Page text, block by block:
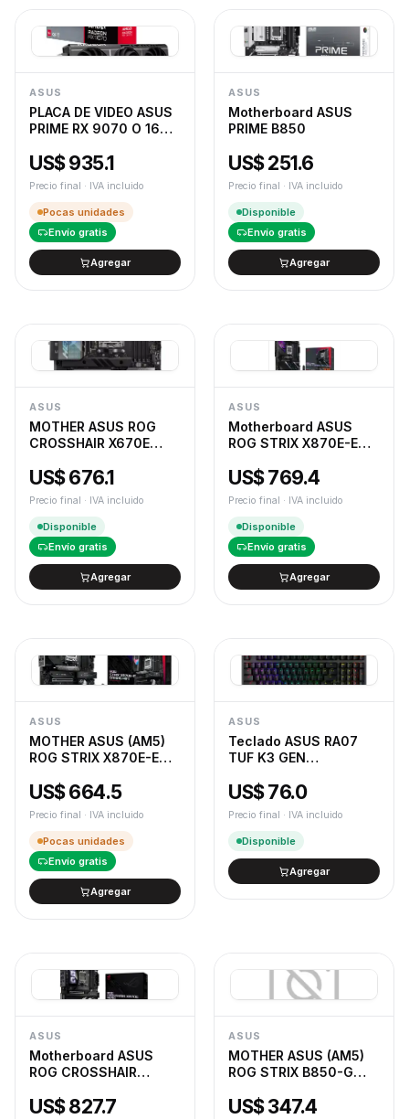
ASUS
PLACA DE VIDEO ASUS
PRIME RX 9070 O 16GB
US$ 935.1
Precio final · IVA incluido
Pocas unidades
Envío gratis
Agregar
ASUS
Motherboard ASUS
PRIME B850
US$ 251.6
Precio final · IVA incluido
Disponible
Envío gratis
Agregar
ASUS
MOTHER ASUS ROG
CROSSHAIR X670E
US$ 676.1
Precio final · IVA incluido
Disponible
Envío gratis
Agregar
ASUS
Motherboard ASUS
ROG STRIX X870E-E
US$ 769.4
Precio final · IVA incluido
Disponible
Envío gratis
Agregar
ASUS
MOTHER ASUS (AM5)
ROG STRIX X870E-E
US$ 664.5
Precio final · IVA incluido
Pocas unidades
Envío gratis
Agregar
ASUS
Teclado ASUS RA07
TUF K3 GEN
US$ 76.0
Precio final · IVA incluido
Disponible
Agregar
ASUS
Motherboard ASUS
ROG CROSSHAIR
US$ 827.7
ASUS
MOTHER ASUS (AM5)
ROG STRIX B850-G
US$ 347.4